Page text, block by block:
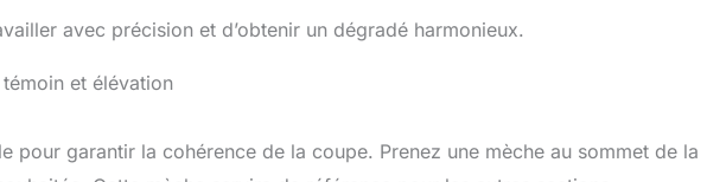
avec précision et d’obtenir un dégradé harmonieux.
et élévation
pour garantir la cohérence de la coupe. Prenez une mèche au sommet de la